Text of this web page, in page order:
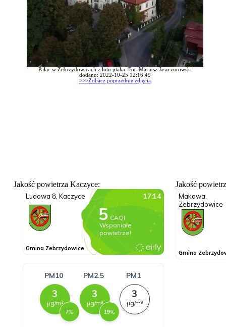
Pałac w Zebrzydowicach z lotu ptaka. Fot: Mariusz Jaszczurowski
dodano: 2022-10-25 12:16:49
>>>Zobacz poprzednie zdjęcia
Jakość powietrza Kaczyce: Jakość